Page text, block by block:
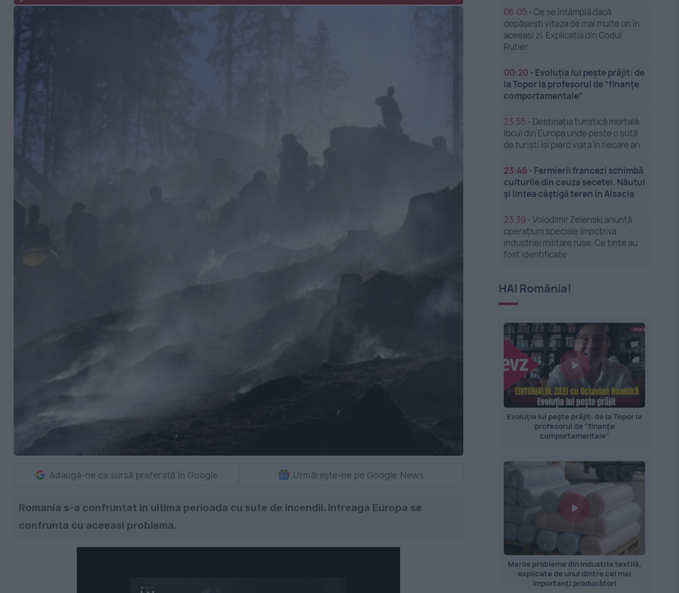
Adaugă-ne ca sursă preferată în Google Urmărește-ne pe Google News
Romania s-a confruntat in ultima perioada cu sute de incendii. Intreaga Europa se
confrunta cu aceeasi problema.
06:05 -Ce se întâmplă dacă
depășești viteza de mai multe ori în
aceeași zi. Explicația din Codul
Rutier
00:20 - Evoluția lui pește prăjit: de
la Topor la profesorul de ”finanțe
comportamentale”
23:55 - Destinația turistică mortală:
locul din Europa unde peste o sută
de turiști își pierd viața în fiecare an
23:46 - Fermierii francezi schimbă
culturile din cauza secetei. Năutul
și lintea câștigă teren în Alsacia
23:39 -Volodimir Zelenski anunță
operațiuni speciale împotriva
industriei militare ruse. Ce ținte au
fost identificate
HAI România!
Evoluția lui pește prăjit: de la Topor la
profesorul de ”finanțe
comportamentale”
Marile probleme din industria textilă,
explicate de unul dintre cei mai
importanți producători